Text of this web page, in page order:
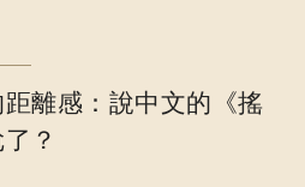
離感：說中文的《搖
？